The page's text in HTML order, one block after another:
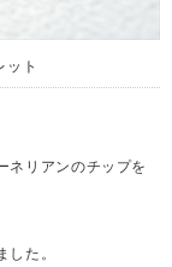
ット
ネリアンのチップを
た。